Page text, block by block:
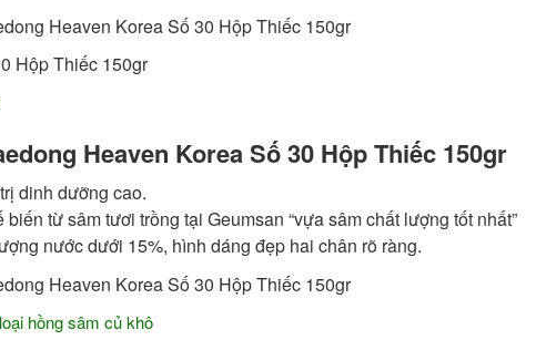
Hộp Thiếc 150gr
Heaven Korea Số 30 Hộp Thiếc 150gr
dinh dưỡng cao.
từ sâm tươi trồng tại Geumsan “vựa sâm chất lượng tốt nhất”
nước dưới 15%, hình dáng đẹp hai chân rõ ràng.
hồng sâm củ khô